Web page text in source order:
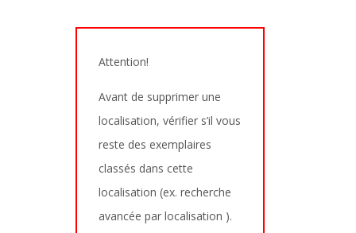
Attention!
Avant de supprimer une
localisation, vérifier s’il vous
reste des exemplaires
classés dans cette
localisation (ex. recherche
avancée par localisation ).